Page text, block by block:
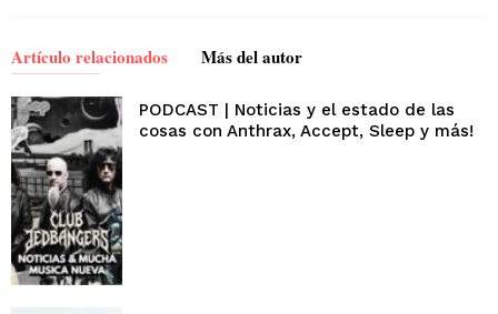
Artículo relacionados Más del autor
PODCAST | Noticias y el estado de las
cosas con Anthrax, Accept, Sleep y más!